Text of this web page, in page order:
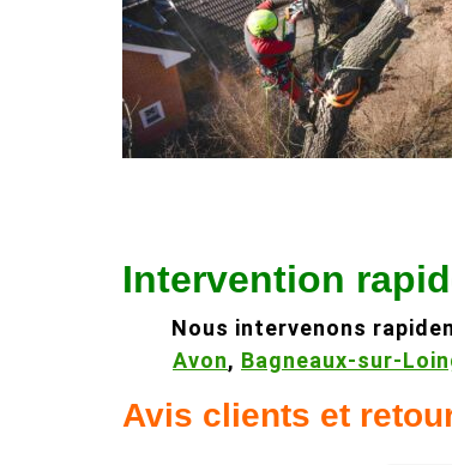
Intervention
Nous intervenons
Avon, Bagneaux-sur-
Avis clients et